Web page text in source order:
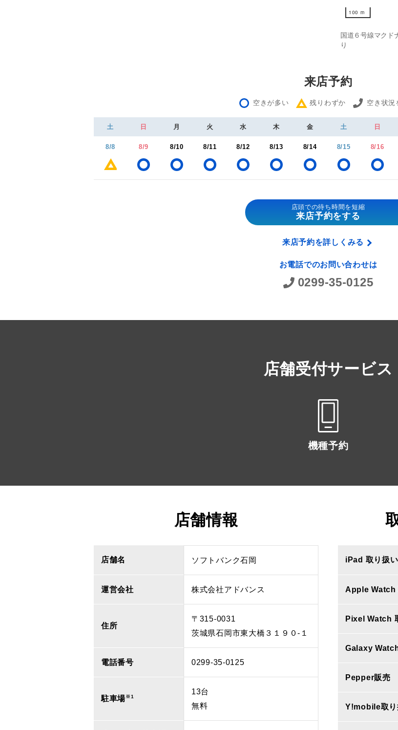
100 m
100 m
国道６号線マクド
り
来店予約
空きが多い 残りわずか 空き状況
土 日 月 火 水 木 金 土 日
8/8 8/9 8/10 8/11 8/12 8/13 8/14 8/15 8/16
店頭での待ち時間を短縮
来店予約をする
来店予約を詳しくみる
お電話でのお問い合わせは
0299-35-0125
店舗受付サービス
機種予約
店舗情報
店舗名 ソフトバンク石岡
運営会社 株式会社アドバンス
住所
〒315-0031
茨城県石岡市東大橋３１９０‐１
電話番号 0299-35-0125
駐車場※1
13台
無料
iPad 取り扱い
Apple Watch
Pixel Watch
Galaxy
Pepper販売
Y!mobile取り